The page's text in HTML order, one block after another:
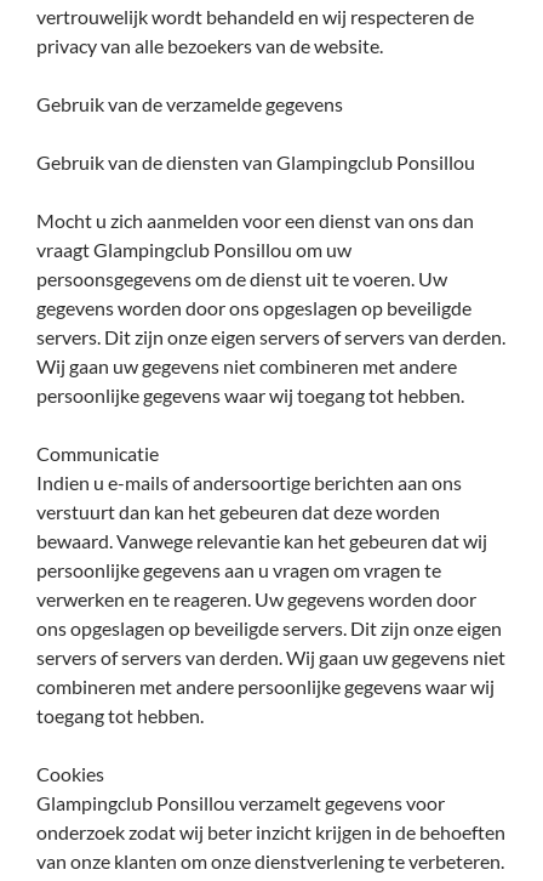
vertrouwelijk wordt behandeld en wij respecteren de
privacy van alle bezoekers van de website.
Gebruik van de verzamelde gegevens
Gebruik van de diensten van Glampingclub Ponsillou
Mocht u zich aanmelden voor een dienst van ons dan
vraagt Glampingclub Ponsillou om uw
persoonsgegevens om de dienst uit te voeren. Uw
gegevens worden door ons opgeslagen op beveiligde
servers. Dit zijn onze eigen servers of servers van derden.
Wij gaan uw gegevens niet combineren met andere
persoonlijke gegevens waar wij toegang tot hebben.
Communicatie
Indien u e-mails of andersoortige berichten aan ons
verstuurt dan kan het gebeuren dat deze worden
bewaard. Vanwege relevantie kan het gebeuren dat wij
persoonlijke gegevens aan u vragen om vragen te
verwerken en te reageren. Uw gegevens worden door
ons opgeslagen op beveiligde servers. Dit zijn onze eigen
servers of servers van derden. Wij gaan uw gegevens niet
combineren met andere persoonlijke gegevens waar wij
toegang tot hebben.
Cookies
Glampingclub Ponsillou verzamelt gegevens voor
onderzoek zodat wij beter inzicht krijgen in de behoeften
van onze klanten om onze dienstverlening te verbeteren.